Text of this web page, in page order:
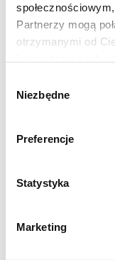
Partnerzy mogą
otrzymanymi od
zgody
Niezbędne
Preferencje
Statystyka
Marketing